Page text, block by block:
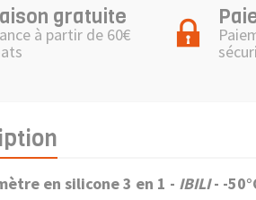
gratuite
à partir de 60€
en silicone 3 en 1 - IBILI- -5